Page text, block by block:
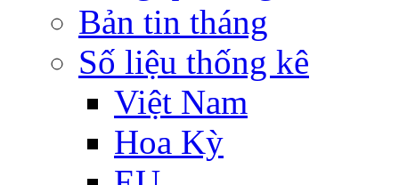
Bản tin tháng
Số liệu thống kê
Việt Nam
Hoa Kỳ